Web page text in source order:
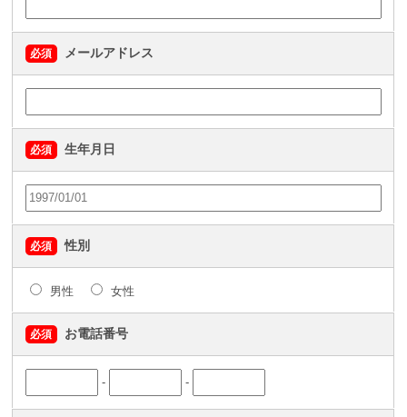
必須 メールアドレス
必須 生年月日
必須 性別
男性 女性
必須 お電話番号
- -